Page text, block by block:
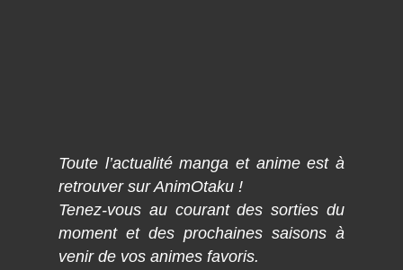
Toute l’actualité manga et anime est à
retrouver sur AnimOtaku !
Tenez-vous au courant des sorties du
moment et des prochaines saisons à
venir de vos animes favoris.